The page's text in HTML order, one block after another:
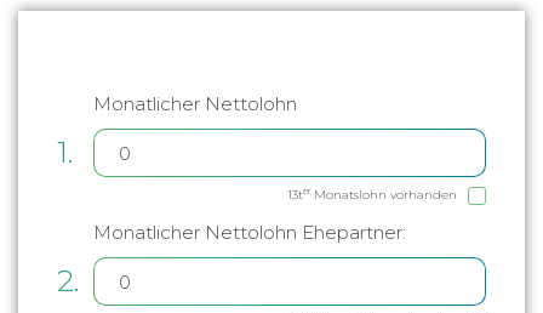
Monatlicher Nettolohn
1.
13ter Monatslohn vorhanden
Monatlicher Nettolohn Ehepartner:
2.